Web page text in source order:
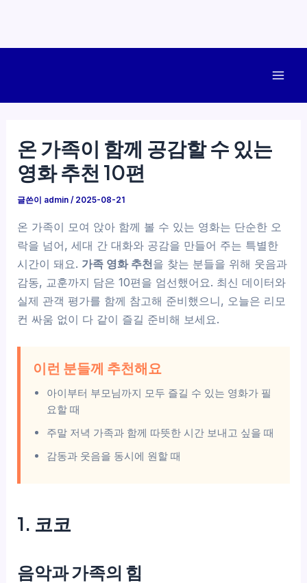
온 가족이 함께 공감할 수 있는
영화 추천 10편
글쓴이 admin/ 2025-08-21
온 가족이 모여 앉아 함께 볼 수 있는 영화는 단순한 오
락을 넘어, 세대 간 대화와 공감을 만들어 주는 특별한
시간이 돼요. 가족 영화 추천을 찾는 분들을 위해 웃음과
감동, 교훈까지 담은 10편을 엄선했어요. 최신 데이터와
실제 관객 평가를 함께 참고해 준비했으니, 오늘은 리모
컨 싸움 없이 다 같이 즐길 준비해 보세요.
이런 분들께 추천해요
아이부터 부모님까지 모두 즐길 수 있는 영화가 필
요할 때
주말 저녁 가족과 함께 따뜻한 시간 보내고 싶을 때
감동과 웃음을 동시에 원할 때
1. 코코
음악과 가족의 힘